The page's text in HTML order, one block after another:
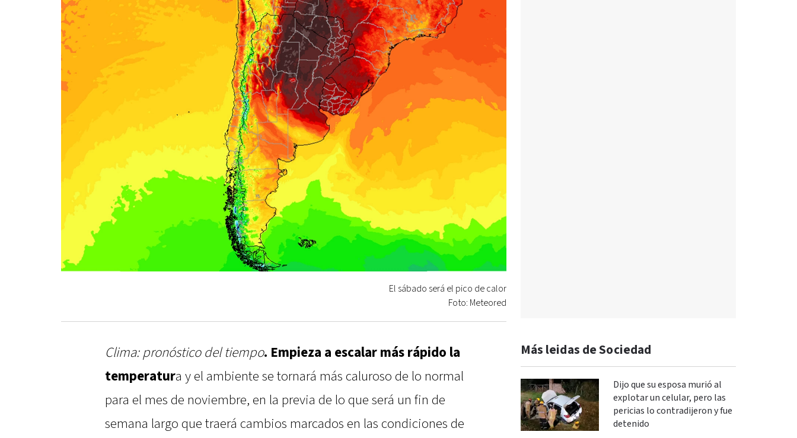
El sábado será el pico de calor
Foto: Meteored
Clima: pronóstico del tiempo. Empieza a escalar más rápido la
temperatura y el ambiente se tornará más caluroso de lo normal
para el mes de noviembre, en la previa de lo que será un fin de
semana largo que traerá cambios marcados en las condiciones de
Más leidas de Sociedad
Dijo que su esposa murió al
explotar un celular, pero las
pericias lo contradijeron y fue
detenido